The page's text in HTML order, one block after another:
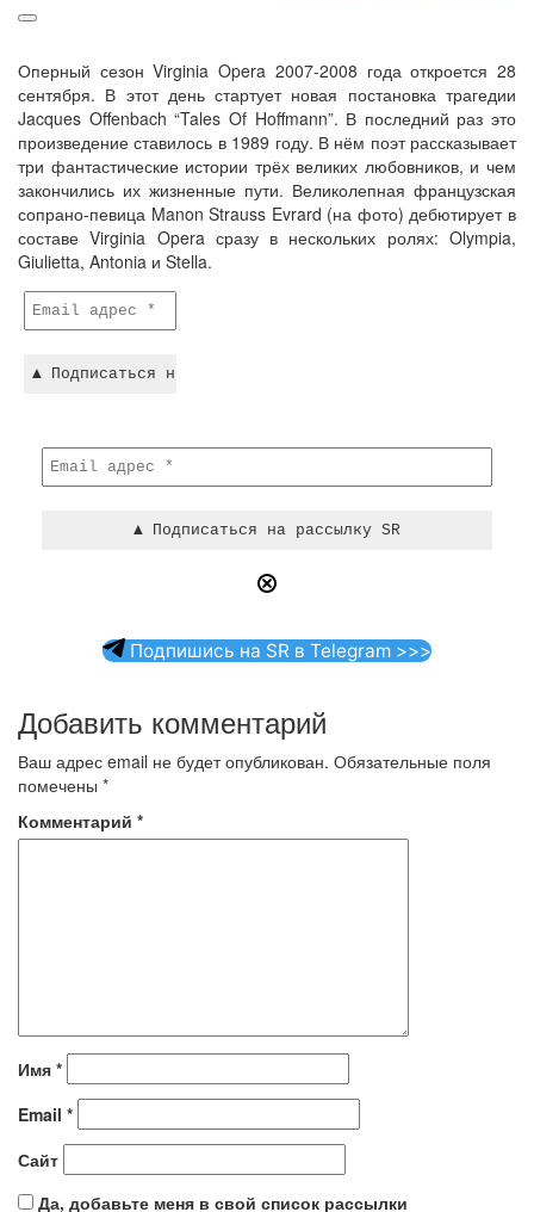
Оперный сезон Virginia Opera 2007-2008 года откроется 28
сентября. В этот день стартует новая постановка трагедии
Jacques Offenbach “Tales Of Hoffmann”. В последний раз это
произведение ставилось в 1989 году. В нём поэт рассказывает
три фантастические истории трёх великих любовников, и чем
закончились их жизненные пути. Великолепная французская
сопрано-певица Manon Strauss Evrard (на фото) дебютирует в
составе Virginia Opera сразу в нескольких ролях: Olympia,
Giulietta, Antonia и Stella.
Подпишись на SR в Telegram >>>
Добавить комментарий
Ваш адрес email не будет опубликован. Обязательные поля
помечены *
Комментарий *
Имя *
Email *
Сайт
Да, добавьте меня в свой список рассылки